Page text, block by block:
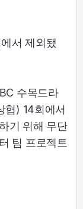
서 제외됐
수목드라
협) 14회에서
기 위해 무단
팀 프로젝트